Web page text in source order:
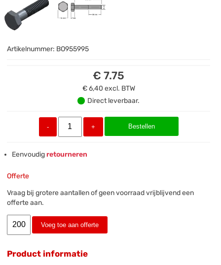
Artikelnummer: BO955995
€ 7.75
€ 6,40 excl. BTW
Direct leverbaar.
- + Bestellen
Eenvoudigretourneren
Offerte
Vraag bij grotere aantallen of geen voorraad vrijblijvend een
offerte aan.
Voeg toe aan offerte
Product informatie